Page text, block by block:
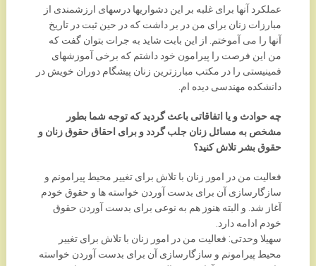
عملکرد آنها برای غلبه بر این دشواریها درسهای ارزشمندی از
مبارزات زنان برای من در بر داشت که در حین ثبت در تاریخ
آنها را می آموختم. از این بابت شاید به جرات بتوان گفت که
من این فرصت را پیرامون خود داشتم که برخی آموزشهای
فمینیستی را در مکتب مبارزترین زنان پیشگام دوران خویش در
دانشکده مهندسی دیده ام.
چه حوادث و یا اتفاقاتی باعث گردید که توجه شما بطور
مشخص به مسائل زنان جلب گردد و برای احقاق حقوق زنان و
حقوق بشر تلاش کنید؟
فعالیت من در امور زنان با تلاش برای تغییر محیط پیرامونم و
سازگارسازی آن برای بدست آوردن خواسته ها و حقوق خودم
آغاز شد. و البته هنوز هم به نوعی برای بدست آوردن حقوق
خودم ادامه دارد.
سهیلا وحدتی: فعالیت من در امور زنان با تلاش برای تغییر
محیط پیرامونم و سازگارسازی آن برای بدست آوردن خواسته